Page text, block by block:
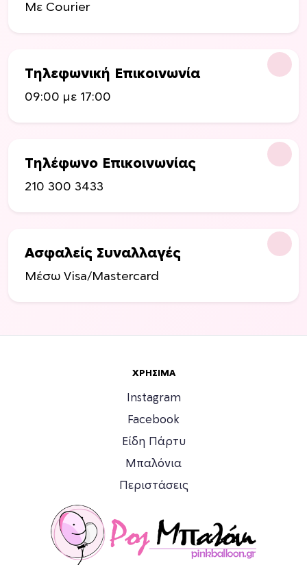
Με Courier
Τηλεφωνική Επικοινωνία
09:00 με 17:00
Τηλέφωνο Επικοινωνίας
210 300 3433
Ασφαλείς Συναλλαγές
Μέσω Visa/Mastercard
ΧΡΉΣΙΜΑ
Instagram
Facebook
Είδη Πάρτυ
Μπαλόνια
Περιστάσεις